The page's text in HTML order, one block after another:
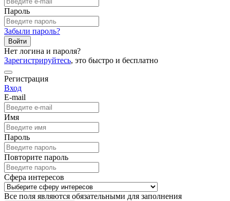
Пароль
Забыли пароль?
Войти
Нет логина и пароля?
Зарегистрируйтесь, это быстро и бесплатно
Регистрация
Вход
E-mail
Имя
Пароль
Повторите пароль
Сфера интересов
Все поля являются обязательными для заполнения